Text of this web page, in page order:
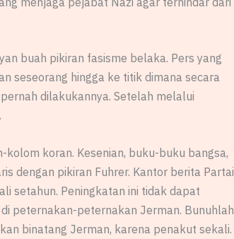
buah pikiran fasisme belaka. Pers yang
seseorang hingga ke titik dimana secara
dilakukannya. Setelah melalui
koran. Kesenian, buku-buku bangsa,
dengan pikiran Fuhrer. Kantor berita Partai
setahun. Peningkatan ini tidak dapat
peternakan-peternakan Jerman. Bunuhlah
binatang Jerman, karena penakut sekali.